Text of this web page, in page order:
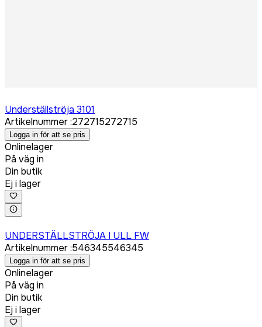
Underställströja 3101
Artikelnummer:272715272715
Logga in för att se pris
Onlinelager
På väg in
Din butik
Ej i lager
UNDERSTÄLLSTRÖJA I ULL FW
Artikelnummer:546345546345
Logga in för att se pris
Onlinelager
På väg in
Din butik
Ej i lager